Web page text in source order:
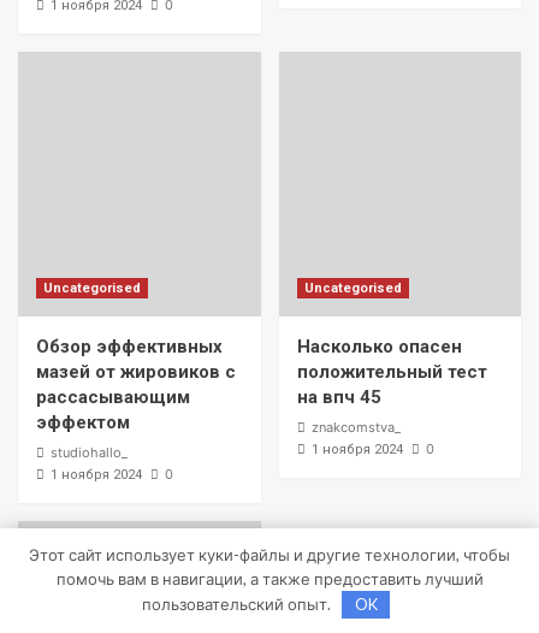
1 ноября 2024 0
Uncategorised
Обзор эффективных
мазей от жировиков с
рассасывающим
эффектом
studiohallo_
1 ноября 2024 0
Uncategorised
Насколько опасен
положительный тест
на впч 45
znakcomstva_
1 ноября 2024 0
Этот сайт использует куки-файлы и другие технологии, чтобы
помочь вам в навигации, а также предоставить лучший
пользовательский опыт.
OK